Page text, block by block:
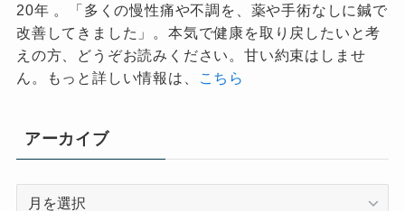
20年 。「多くの慢性痛や不調を、薬や手術なしに鍼で
改善してきました」。本気で健康を取り戻したいと考
えの方、どうぞお読みください。甘い約束はしませ
ん。もっと詳しい情報は、
こちら
アーカイブ